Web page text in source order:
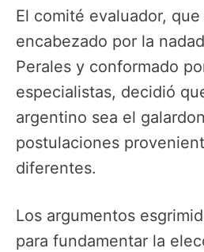
El comité evaluador,
encabezado por la
Perales y conformado
especialistas, decidió
argentino sea el
postulaciones
diferentes.
Los argumentos
para fundamentar la